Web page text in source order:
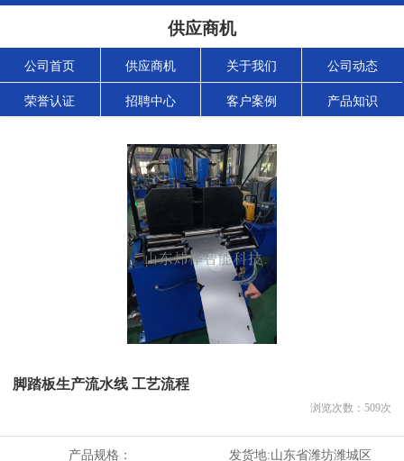
供应商机
公司首页 供应商机 关于我们 公司动态
荣誉认证 招聘中心 客户案例 产品知识
脚踏板生产流水线 工艺流程
浏览次数： 509次
产品规格： 发货地:山东省潍坊潍城区